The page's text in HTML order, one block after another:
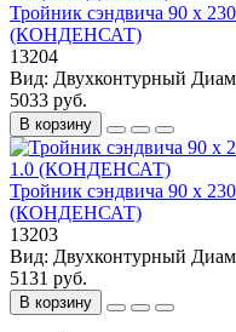
Тройник сэндвича 90 х
(КОНДЕНСАТ)
13204
Вид: Двухконтурный
5033 руб.
В корзину
Тройник сэндвича 90 х
(КОНДЕНСАТ)
13203
Вид: Двухконтурный
5131 руб.
В корзину